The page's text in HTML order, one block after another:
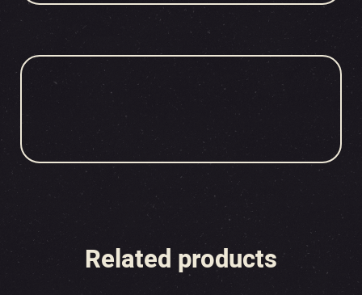
Related products